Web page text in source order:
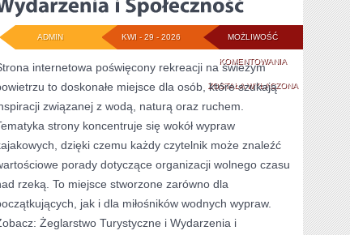
MOŻLIWOŚĆ
KOMENTOWANIAWYDARZENIA
I
SPOŁECZNOŚĆ
ZOSTAŁA WYŁĄCZONA
KWI - 29 - 2026
ADMIN
internetowa poświęcony rekreacji na świeżym
to doskonałe miejsce dla osób, które szukają
związanej z wodą, naturą oraz ruchem.
strony koncentruje się wokół wypraw
dzięki czemu każdy czytelnik może znaleźć
porady dotyczące organizacji wolnego czasu
rzeką. To miejsce stworzone zarówno dla
jak i dla miłośników wodnych wypraw.
Żeglarstwo Turystyczne i Wydarzenia i